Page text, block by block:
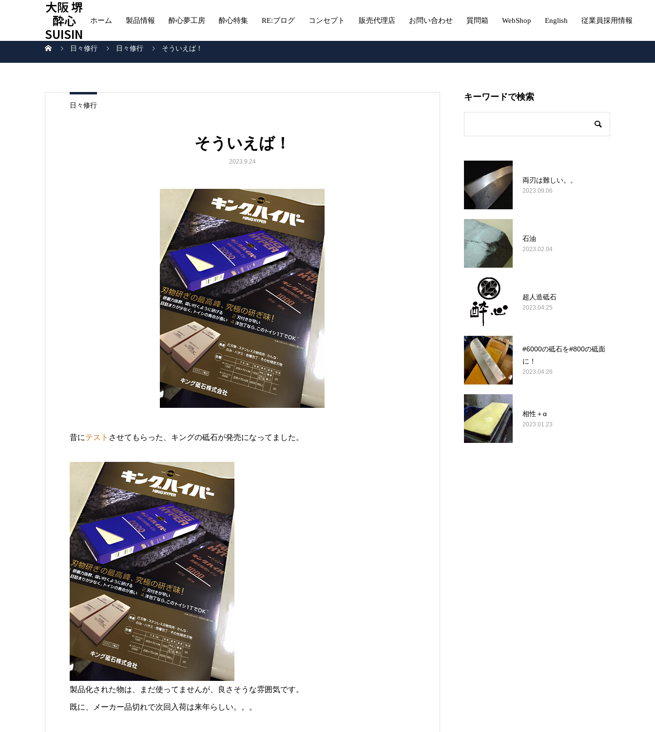
大阪 堺
酔心
SUISIN
ホーム 製品情報 酔心夢工房 酔心特集 RE:ブログ コンセプト 販売代理店 お問い合わせ 質問箱 WebShop English 従業員採用情報
日々修行 日々修行 そういえば！
日々修行
そういえば！
2023.9.24
昔にテスト させてもらった、キングの砥石が発売になってました。
製品化された物は、まだ使ってませんが、良さそうな雰囲気です。
既に、メーカー品切れで次回入荷は来年らしい。。。
キーワードで検索
両刃は難しい。。
2023.09.06
石油
2023.02.04
超人造砥石
2023.04.25
#6000の砥石を#800の砥面
に！
2023.04.26
相性＋α
2023.01.23